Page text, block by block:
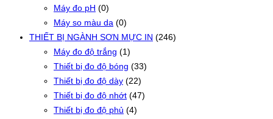
Máy đo pH (0)
Máy so màu da (0)
THIẾT BỊ NGÀNH SƠN MỰC IN (246)
Máy đo độ trắng (1)
Thiết bị đo độ bóng (33)
Thiết bị đo độ dày (22)
Thiết bị đo độ nhớt (47)
Thiết bị đo độ phủ (4)